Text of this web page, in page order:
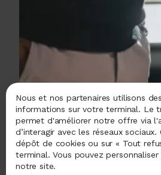
Nous et nos partenaires utilisons
informations sur votre terminal. Le
permet d'améliorer notre offre via
d’interagir avec les réseaux
dépôt de cookies ou sur « Tout
terminal. Vous pouvez
notre site.